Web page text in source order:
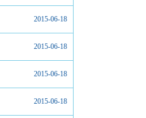
2015-06-18
2015-06-18
2015-06-18
2015-06-18